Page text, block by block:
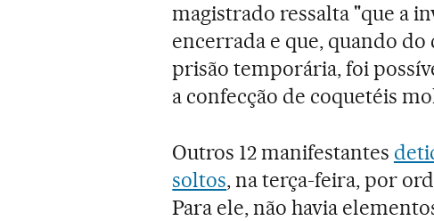
magistrado ressalta "que a
encerrada e que, quando
prisão temporária, foi
a confecção de coquetéis
Outros 12 manifestantes
soltos, na terça-feira, por
Para ele, não havia